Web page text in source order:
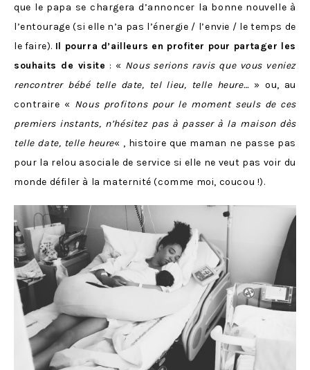
que le papa se chargera d’annoncer la bonne nouvelle à
l’entourage (si elle n’a pas l’énergie / l’envie / le temps de
le faire). Il pourra d’ailleurs en profiter pour partager les
souhaits de visite : « Nous serions ravis que vous veniez
rencontrer bébé telle date, tel lieu, telle heure… » ou, au
contraire « Nous profitons pour le moment seuls de ces
premiers instants, n’hésitez pas à passer à la maison dès
telle date, telle heure« , histoire que maman ne passe pas
pour la relou asociale de service si elle ne veut pas voir du
monde défiler à la maternité (comme moi, coucou !).